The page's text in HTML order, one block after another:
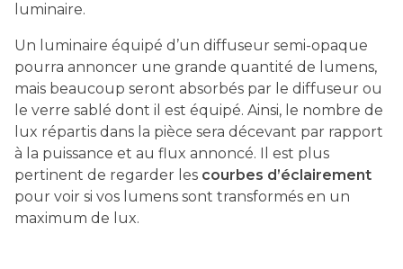
luminaire.
Un luminaire équipé d’un diffuseur semi-opaque
pourra annoncer une grande quantité de lumens,
mais beaucoup seront absorbés par le diffuseur ou
le verre sablé dont il est équipé. Ainsi, le nombre de
lux répartis dans la pièce sera décevant par rapport
à la puissance et au flux annoncé. Il est plus
pertinent de regarder les courbes d’éclairement
pour voir si vos lumens sont transformés en un
maximum de lux.